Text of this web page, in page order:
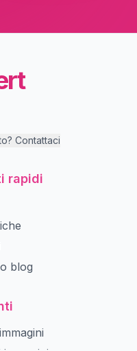
Contattaci
rapidi
blog